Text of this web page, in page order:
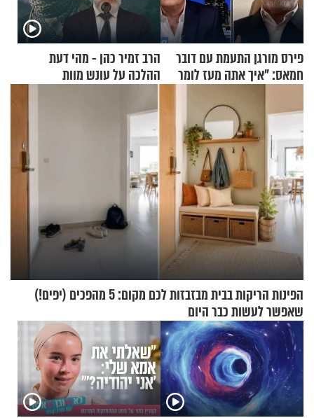
פירס מורגן התעמת עם דובר
חמאס: "איך אתה מעז לומר
הרב זמיר כהן - מהי דעת
ההלכה על עונש מוות
הפינות הריקות בבית מבזבזות לכם מקום: 5 מהפכים (יפים!)
שאפשר לעשות כבר היום